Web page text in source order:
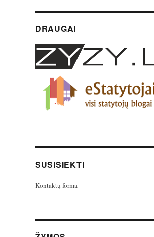
DRAUGAI
SUSISIEKTI
Kontaktų forma